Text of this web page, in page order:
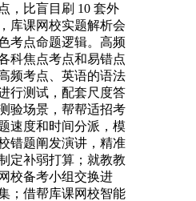
，比盲目刷 10 套外
库课网校实题解析会
考点命题逻辑。高频
科焦点考点和易错点
频考点、英语的语法
行测试，配套尺度答
验场景，帮帮适招考
速度和时间分派，模
错题阐发演讲，精准
定补弱打算；就教教
校备考小组交换进
；借帮库课网校智能